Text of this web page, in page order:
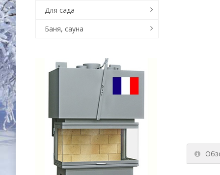
Для сада
Баня, сауна